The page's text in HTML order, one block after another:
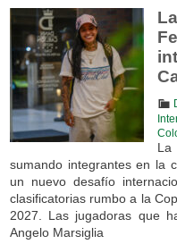
La
sumando integrantes en la
un nuevo desafío
clasificatorias rumbo a la
2027. Las jugadoras que
Angelo Marsiglia